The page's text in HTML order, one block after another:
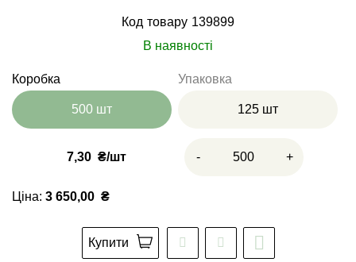
Код товару 139899
В наявності
Коробка
500 шт
Упаковка
125 шт
7,30 ₴ - +
Ціна: 3 650,00 ₴
Купити